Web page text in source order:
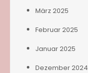
März 2025
Februar 2025
Januar 2025
Dezember 2024